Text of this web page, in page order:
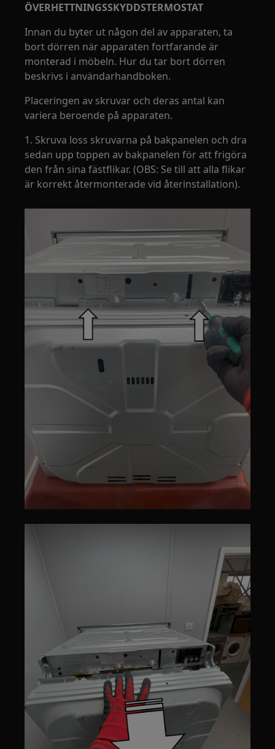
ÖVERHETTNINGSSKYDDSTERMOSTAT
Innan du byter ut någon del av apparaten, ta
bort dörren när apparaten fortfarande är
monterad i möbeln. Hur du tar bort dörren
beskrivs i användarhandboken.
Placeringen av skruvar och deras antal kan
variera beroende på apparaten.
1. Skruva loss skruvarna på bakpanelen och dra
sedan upp toppen av bakpanelen för att frigöra
den från sina fästflikar. (OBS: Se till att alla flikar
är korrekt återmonterade vid återinstallation).